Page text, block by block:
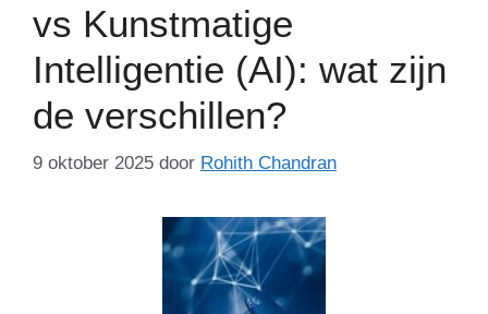
vs Kunstmatige
Intelligentie (AI): wat zijn
de verschillen?
9 oktober 2025 door Rohith Chandran